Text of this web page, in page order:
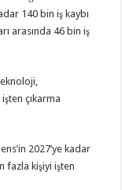
140 bin iş kaybı
arasında 46 bin iş
çıkarma
2027’ye kadar
fazla kişiyi işten